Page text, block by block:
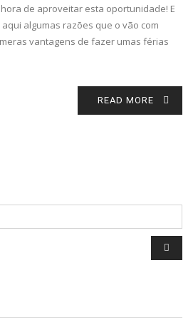
de aproveitar esta oportunidade! E
algumas razões que o vão com
vantagens de fazer umas férias
READ MORE